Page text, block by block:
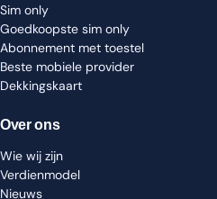
Sim only
Goedkoopste sim only
Abonnement met toestel
Beste mobiele provider
Dekkingskaart
Over ons
Wie wij zijn
Verdienmodel
Nieuws